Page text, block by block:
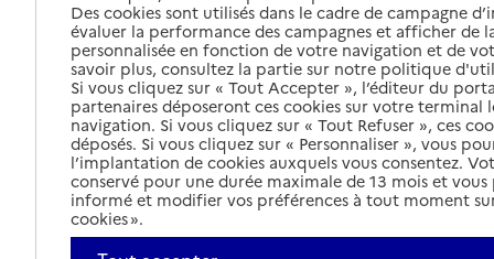
Des cookies sont utilisés dans le cadre de campagne
évaluer la performance des campagnes et afficher de
personnalisée en fonction de votre navigation et de
savoir plus, consultez la partie sur notre politique
Si vous cliquez sur « Tout Accepter », l’éditeur du
partenaires déposeront ces cookies sur votre terminal
navigation. Si vous cliquez sur « Tout Refuser », ces
déposés. Si vous cliquez sur « Personnaliser », vous
l’implantation de cookies auxquels vous consentez.
conservé pour une durée maximale de 13 mois et
informé et modifier vos préférences à tout moment
cookies ».